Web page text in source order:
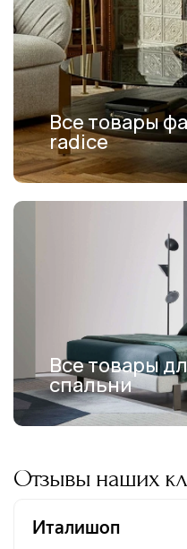
Все товары
radice
Все товары
спальни
Отзывы наших